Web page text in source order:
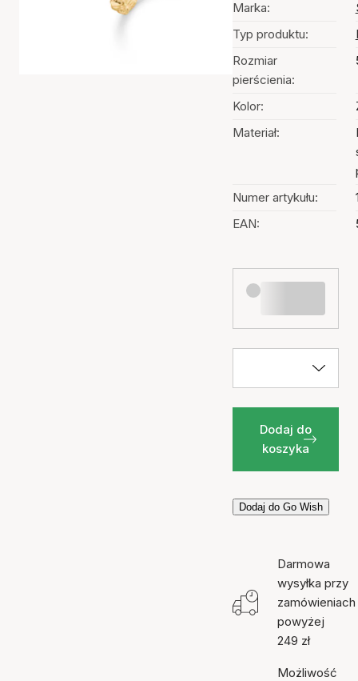
Marka:
Typ produktu:
Rozmiar
pierścienia:
Kolor:
Materiał:
Numer artykułu:
EAN:
Dodaj do
koszyka
Dodaj do Go Wish
Darmowa
wysyłka przy
zamówieniach
powyżej
249 zł
Możliwość